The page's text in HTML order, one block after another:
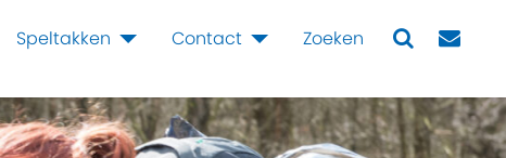
Speltakken Contact Zoeken